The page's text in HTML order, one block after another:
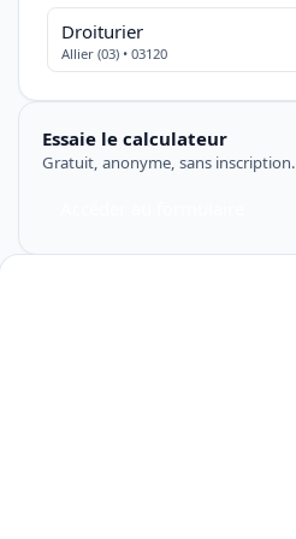
Droiturier
Allier (03) • 03120
Essaie le calculateur
Gratuit, anonyme, sans inscription.